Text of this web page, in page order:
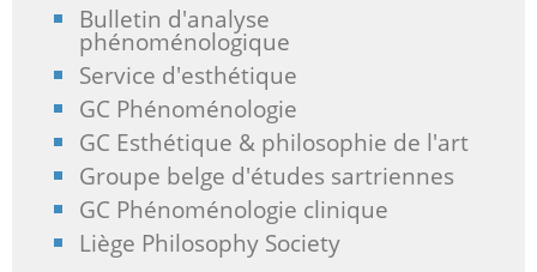
Bulletin d'analyse
phénoménologique
Service d'esthétique
GC Phénoménologie
GC Esthétique & philosophie de l'art
Groupe belge d'études sartriennes
GC Phénoménologie clinique
Liège Philosophy Society